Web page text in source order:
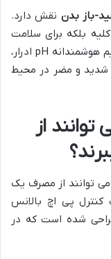
باز بدن نقش دارد.
بلکه برای سلامت
عمومی بدن حیاتی است. لیت کنترل با تنظیم هوشمندانه pH ادرار،
شدید و مضر در محیط
از
توانند از مصرف یک
کنترل پی اچ بالانس
شده است که در